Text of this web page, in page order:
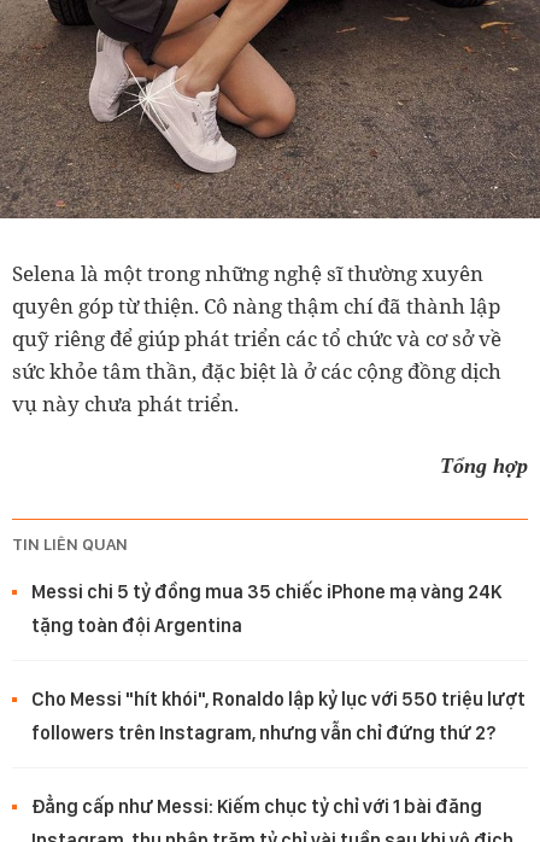
Selena là một trong những nghệ sĩ thường xuyên
quyên góp từ thiện. Cô nàng thậm chí đã thành lập
quỹ riêng để giúp phát triển các tổ chức và cơ sở về
sức khỏe tâm thần, đặc biệt là ở các cộng đồng dịch
vụ này chưa phát triển.
Tổng hợp
TIN LIÊN QUAN
Messi chi 5 tỷ đồng mua 35 chiếc iPhone mạ vàng 24K
tặng toàn đội Argentina
Cho Messi "hít khói", Ronaldo lập kỷ lục với 550 triệu lượt
followers trên Instagram, nhưng vẫn chỉ đứng thứ 2?
Đẳng cấp như Messi: Kiếm chục tỷ chỉ với 1 bài đăng